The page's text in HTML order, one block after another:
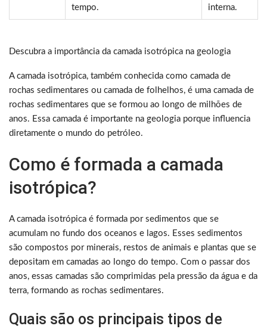
tempo.
interna.
Descubra a importância da camada isotrópica na geologia
A camada isotrópica, também conhecida como camada de
rochas sedimentares ou camada de folhelhos, é uma camada de
rochas sedimentares que se formou ao longo de milhões de
anos. Essa camada é importante na geologia porque influencia
diretamente o mundo do petróleo.
Como é formada a camada
isotrópica?
A camada isotrópica é formada por sedimentos que se
acumulam no fundo dos oceanos e lagos. Esses sedimentos
são compostos por minerais, restos de animais e plantas que se
depositam em camadas ao longo do tempo. Com o passar dos
anos, essas camadas são comprimidas pela pressão da água e da
terra, formando as rochas sedimentares.
Quais são os principais tipos de